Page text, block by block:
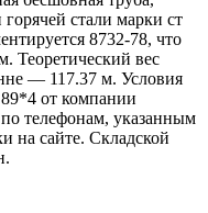
стали марки ст
8732-78, что
Теоретический вес
— 117.37 м. Условия
от компании
телефонам, указанным
на сайте. Складской